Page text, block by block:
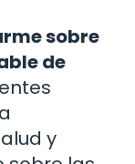
sobre
de
y